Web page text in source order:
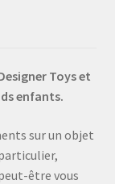
Toys et
enfants.
sur un objet
être vous